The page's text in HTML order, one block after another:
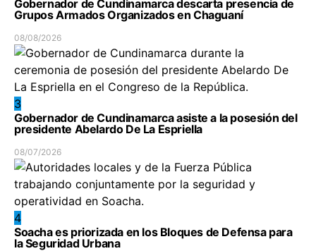
Gobernador de Cundinamarca descarta presencia de
Grupos Armados Organizados en Chaguaní
08/08/2026
3
Gobernador de Cundinamarca asiste a la posesión del
presidente Abelardo De La Espriella
08/07/2026
4
Soacha es priorizada en los Bloques de Defensa para
la Seguridad Urbana